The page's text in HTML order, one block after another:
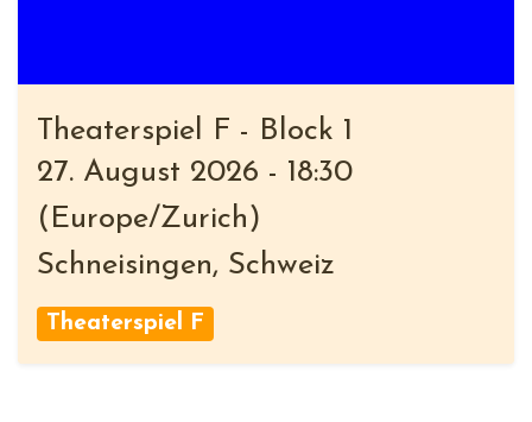
Theaterspiel F - Block 1
27. August 2026 - 18:30
( Europe/Zurich )
Schneisingen, Schweiz
Theaterspiel F